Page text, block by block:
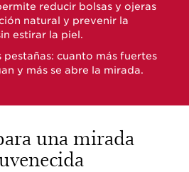
reducir bolsas y ojeras
natural y prevenir la
estirar la piel.
pestañas: cuanto más fuertes
y más se abre la mirada.
una mirada